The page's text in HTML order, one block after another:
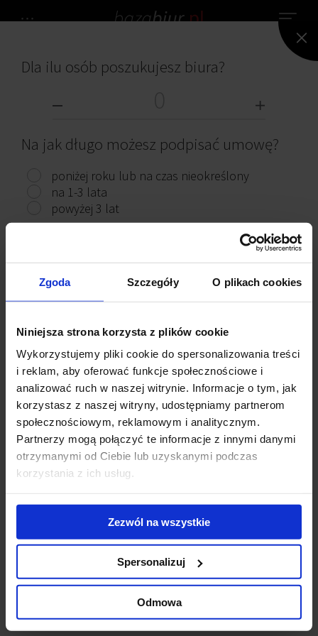
Zgoda Szczegóły O plikach cookies
Niniejsza strona korzysta z plików cookie
Wykorzystujemy pliki cookie do spersonalizowania treści
i reklam, aby oferować funkcje społecznościowe i
analizować ruch w naszej witrynie. Informacje o tym, jak
korzystasz z naszej witryny, udostępniamy partnerom
społecznościowym, reklamowym i analitycznym.
Partnerzy mogą połączyć te informacje z innymi danymi
otrzymanymi od Ciebie lub uzyskanymi podczas
korzystania z ich usług.
Zezwól na wszystkie
Spersonalizuj
Odmowa
NIE ZNALEZIONO ŻADNEGO BIURA.
Przeczytaj ciekawe artykuły
Modernizacja
kompleksu Diuna
- nowe centrum
konferencyjne
otwarte
WTW wybiera V
Tower.
Doświadczony
ekspert z obszaru
usług
ubezpieczeniowych
stawia na
zrównoważoną
przestrzeń w
Skontaktuj się z nami
Jones Lang LaSalle Sp. z o.o.
Dla ilu osób poszukujesz biura?
Na jak długo możesz podpisać umowę?
poniżej roku lub na czas nieokreślony
na 1-3 lata
powyżej 3 lat